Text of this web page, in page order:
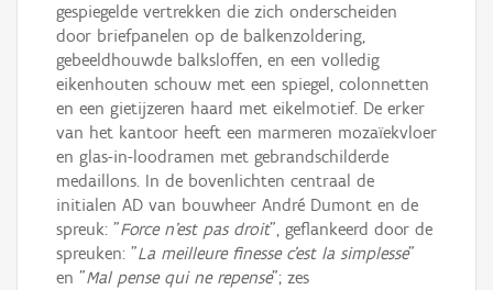
gespiegelde vertrekken die zich onderscheiden
door briefpanelen op de balkenzoldering,
gebeeldhouwde balksloffen, en een volledig
eikenhouten schouw met een spiegel, colonnetten
en een gietijzeren haard met eikelmotief. De erker
van het kantoor heeft een marmeren mozaïekvloer
en glas-in-loodramen met gebrandschilderde
medaillons. In de bovenlichten centraal de
initialen AD van bouwheer André Dumont en de
spreuk: "Force n'est pas droit", geflankeerd door de
spreuken: "La meilleure finesse c'est la simplesse"
en "Mal pense qui ne repense"; zes